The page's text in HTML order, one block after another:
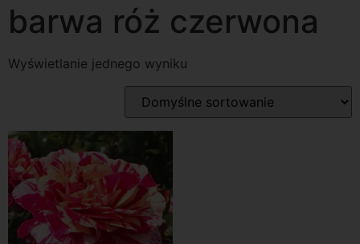
barwa róż czerwona
Wyświetlanie jednego wyniku